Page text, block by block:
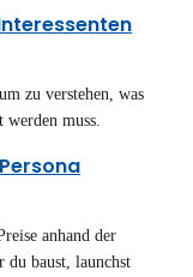
zu verstehen, was
muss.
anhand der
du baust, launchst